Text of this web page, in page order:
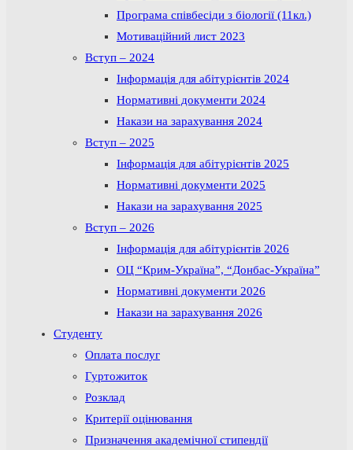
Програма співбесіди з біології (11кл.)
Мотиваційний лист 2023
Вступ – 2024
Інформація для абітурієнтів 2024
Нормативні документи 2024
Накази на зарахування 2024
Вступ – 2025
Інформація для абітурієнтів 2025
Нормативні документи 2025
Накази на зарахування 2025
Вступ – 2026
Інформація для абітурієнтів 2026
ОЦ “Крим-Україна”, “Донбас-Україна”
Нормативні документи 2026
Накази на зарахування 2026
Студенту
Оплата послуг
Гуртожиток
Розклад
Критерії оцінювання
Призначення академічної стипендії